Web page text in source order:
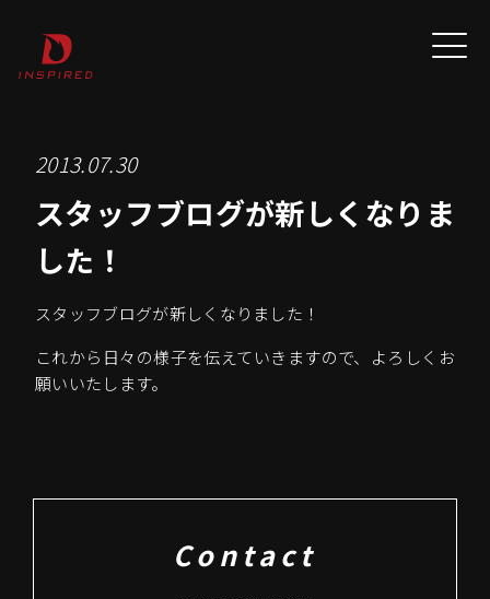
2013.07.30
スタッフブログが新しくなりま
した！
スタッフブログが新しくなりました！
これから日々の様子を伝えていきますので、よろしくお
願いいたします。
Contact